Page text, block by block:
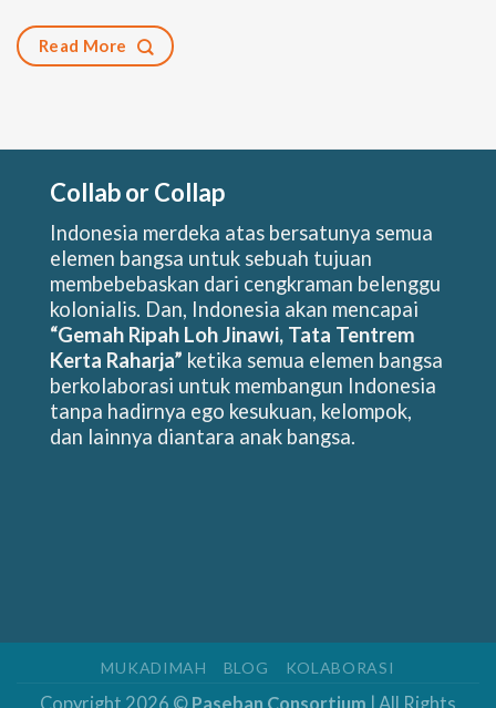
Read More
Collab or Collap
Indonesia merdeka atas bersatunya semua
elemen bangsa untuk sebuah tujuan
membebebaskan dari cengkraman belenggu
kolonialis. Dan, Indonesia akan mencapai
“Gemah Ripah Loh Jinawi, Tata Tentrem
Kerta Raharja” ketika semua elemen bangsa
berkolaborasi untuk membangun Indonesia
tanpa hadirnya ego kesukuan, kelompok,
dan lainnya diantara anak bangsa.
MUKADIMAH BLOG KOLABORASI